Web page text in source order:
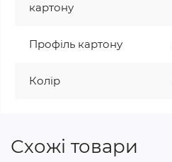
картону
Профіль картону
Колір
Схожі товари